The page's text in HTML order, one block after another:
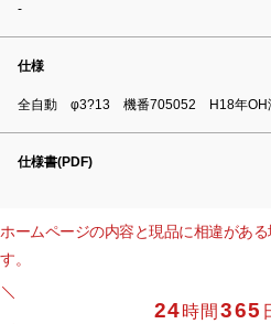
-
仕様
全自動 φ3?13 機番705052 H18年OH
仕様書(PDF)
ホームページの内容と現品に相違があ
す。
24時間365